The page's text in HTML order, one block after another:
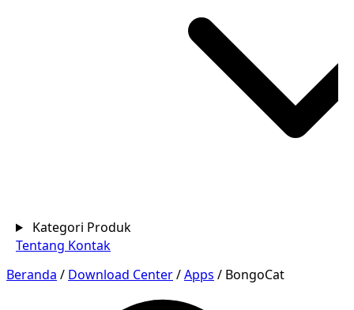
Kategori Produk
Tentang Kontak
Beranda / Download Center/Apps / BongoCat